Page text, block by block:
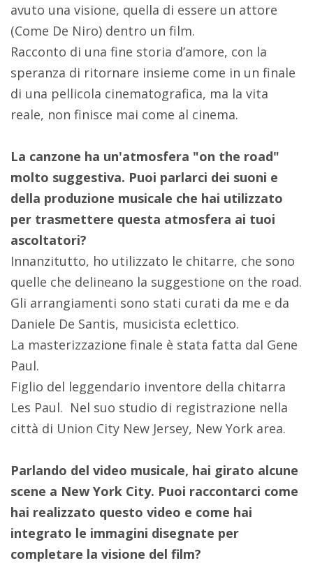
avuto una visione, quella di essere un attore
(Come De Niro) dentro un film.
Racconto di una fine storia d’amore, con la
speranza di ritornare insieme come in un finale
di una pellicola cinematografica, ma la vita
reale, non finisce mai come al cinema.
La canzone ha un'atmosfera "on the road"
molto suggestiva. Puoi parlarci dei suoni e
della produzione musicale che hai utilizzato
per trasmettere questa atmosfera ai tuoi
ascoltatori?
Innanzitutto, ho utilizzato le chitarre, che sono
quelle che delineano la suggestione on the road.
Gli arrangiamenti sono stati curati da me e da
Daniele De Santis, musicista eclettico.
La masterizzazione finale è stata fatta dal Gene
Paul.
Figlio del leggendario inventore della chitarra
Les Paul. Nel suo studio di registrazione nella
città di Union City New Jersey, New York area.
Parlando del video musicale, hai girato alcune
scene a New York City. Puoi raccontarci come
hai realizzato questo video e come hai
integrato le immagini disegnate per
completare la visione del film?